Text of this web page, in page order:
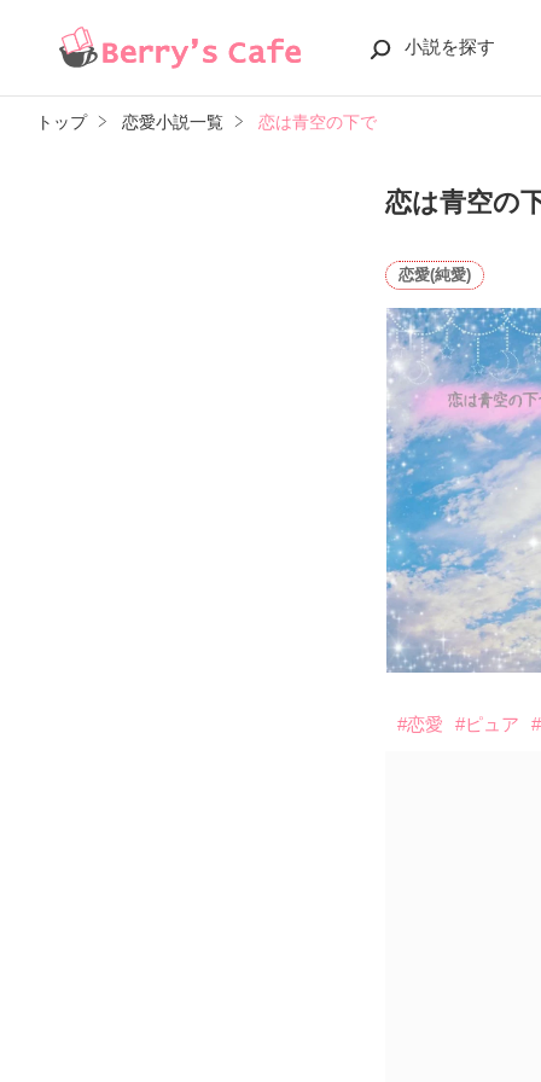
小説を探す
トップ 恋愛小説一覧 恋は青空の下で
恋は青空の
恋愛(純愛)
#恋愛 #ピュア